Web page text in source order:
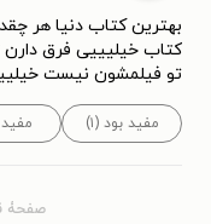
بهترین کتاب دنیا هر
کتاب خیلیییی فرق
تو فیلمشون نیست
مفید بود (۱)
صفحۀ